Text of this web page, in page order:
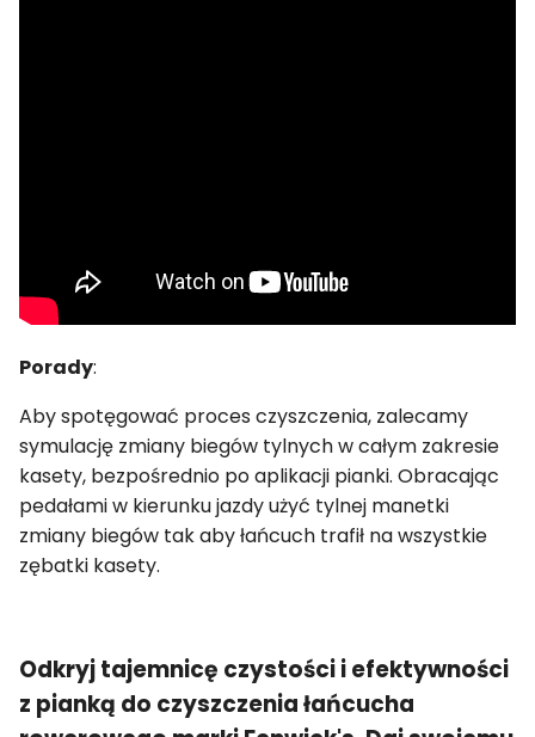
Porady:
Aby spotęgować proces czyszczenia, zalecamy
symulację zmiany biegów tylnych w całym zakresie
kasety, bezpośrednio po aplikacji pianki. Obracając
pedałami w kierunku jazdy użyć tylnej manetki
zmiany biegów tak aby łańcuch trafił na wszystkie
zębatki kasety.
Odkryj tajemnicę czystości i efektywności
z pianką do czyszczenia łańcucha